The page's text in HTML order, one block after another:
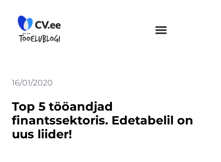
content
16/01/2020
Top 5 tööandjad
finantssektoris. Edetabelil on
uus liider!